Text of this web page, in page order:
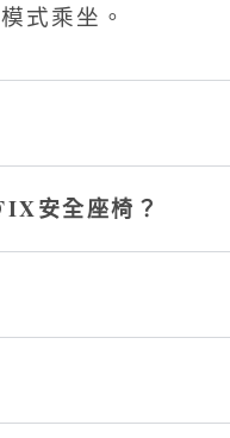
式乘坐。
安全座椅？